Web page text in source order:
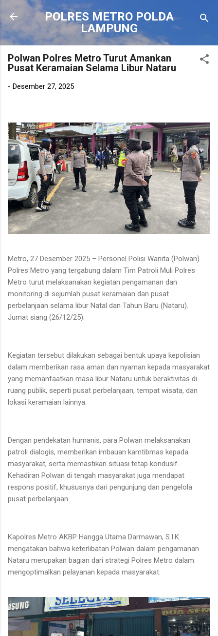
Langsung ke konten utama
POLRES METRO POLDA
LAMPUNG
Polwan Polres Metro Turut Amankan
Pusat Keramaian Selama Libur Nataru
- Desember 27, 2025
Metro, 27 Desember 2025 – Personel Polisi Wanita (Polwan)
Polres Metro yang tergabung dalam Tim Patroli Muli Polres
Metro turut melaksanakan kegiatan pengamanan dan
monitoring di sejumlah pusat keramaian dan pusat
perbelanjaan selama libur Natal dan Tahun Baru (Nataru).
Jumat siang (26/12/25).
Kegiatan tersebut dilakukan sebagai bentuk upaya kepolisian
dalam memberikan rasa aman dan nyaman kepada masyarakat
yang memanfaatkan masa libur Nataru untuk beraktivitas di
ruang publik, seperti pusat perbelanjaan, tempat wisata, dan
lokasi keramaian lainnya.
Dengan pendekatan humanis, para Polwan melaksanakan
patroli dialogis, memberikan imbauan kamtibmas kepada
masyarakat, serta memastikan situasi tetap kondusif.
Kehadiran Polwan di tengah masyarakat juga mendapat
respons positif, khususnya dari pengunjung dan pengelola
pusat perbelanjaan.
Kapolres Metro AKBP Hangga Utama Darmawan, S.I.K.
mengatakan bahwa keterlibatan Polwan dalam pengamanan
Nataru merupakan bagian dari strategi Polres Metro dalam
mengoptimalkan pelayanan kepada masyarakat.